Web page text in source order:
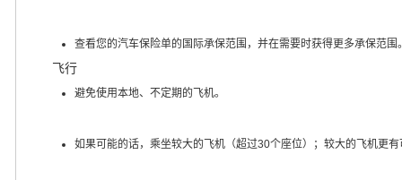
查看您的汽车保险单的国际承保范围，并在需要时获得更多承保范围
飞行
避免使用本地、不定期的飞机。
如果可能的话，乘坐较大的飞机（超过30个座位）；较大的飞机更